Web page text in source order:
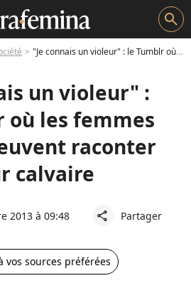
search
"Je connais un violeur" : le Tumblr où les femmes violées peuvent raconter leur calvaire
un violeur" :
où les femmes
raconter
calvaire
2013 à 09:48 share Partager
vos sources préférées